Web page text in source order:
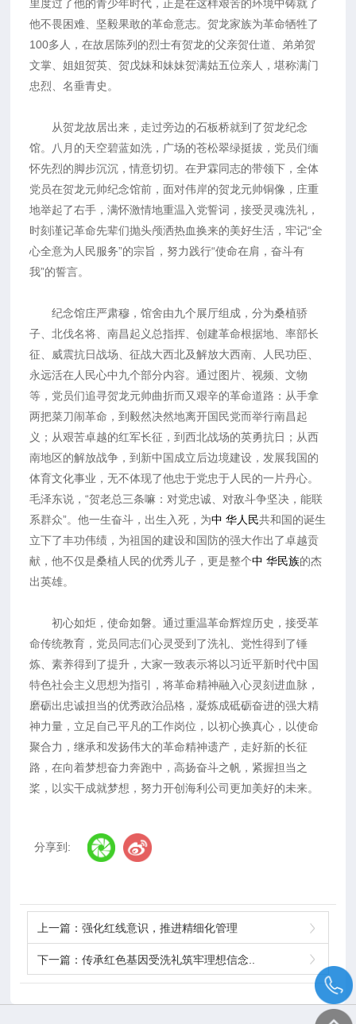
里度过了他的青少年时代，正是在这样艰苦的环境中铸就了
他不畏困难、坚毅果敢的革命意志。贺龙家族为革命牺牲了
100多人，在故居陈列的烈士有贺龙的父亲贺仕道、弟弟贺
文掌、姐姐贺英、贺戊妹和妹妹贺满姑五位亲人，堪称满门
忠烈、名垂青史。
从贺龙故居出来，走过旁边的石板桥就到了贺龙纪念
馆。八月的天空碧蓝如洗，广场的苍松翠绿挺拔，党员们缅
怀先烈的脚步沉沉，情意切切。在尹霖同志的带领下，全体
党员在贺龙元帅纪念馆前，面对伟岸的贺龙元帅铜像，庄重
地举起了右手，满怀激情地重温入党誓词，接受灵魂洗礼，
时刻谨记革命先辈们抛头颅洒热血换来的美好生活，牢记“全
心全意为人民服务”的宗旨，努力践行“使命在肩，奋斗有
我”的誓言。
纪念馆庄严肃穆，馆舍由九个展厅组成，分为桑植骄
子、北伐名将、南昌起义总指挥、创建革命根据地、率部长
征、威震抗日战场、征战大西北及解放大西南、人民功臣、
永远活在人民心中九个部分内容。通过图片、视频、文物
等，党员们追寻贺龙元帅曲折而又艰辛的革命道路：从手拿
两把菜刀闹革命，到毅然决然地离开国民党而举行南昌起
义；从艰苦卓越的红军长征，到西北战场的英勇抗日；从西
南地区的解放战争，到新中国成立后边境建设，发展我国的
体育文化事业，无不体现了他忠于党忠于人民的一片丹心。
毛泽东说，“贺老总三条嘛：对党忠诚、对敌斗争坚决，能联
系群众”。他一生奋斗，出生入死，为中华人民共和国的诞生
立下了丰功伟绩，为祖国的建设和国防的强大作出了卓越贡
献，他不仅是桑植人民的优秀儿子，更是整个中 华民族的杰
出英雄。
初心如炬，使命如磐。通过重温革命辉煌历史，接受革
命传统教育，党员同志们心灵受到了洗礼、党性得到了锤
炼、素养得到了提升，大家一致表示将以习近平新时代中国
特色社会主义思想为指引，将革命精神融入心灵刻进血脉，
磨砺出忠诚担当的优秀政治品格，凝炼成砥砺奋进的强大精
神力量，立足自己平凡的工作岗位，以初心换真心，以使命
聚合力，继承和发扬伟大的革命精神遗产，走好新的长征
路，在向着梦想奋力奔跑中，高扬奋斗之帆，紧握担当之
桨，以实干成就梦想，努力开创海利公司更加美好的未来。
分享到:
上一篇：强化红线意识，推进精细化管理
下一篇：传承红色基因受洗礼筑牢理想信念..